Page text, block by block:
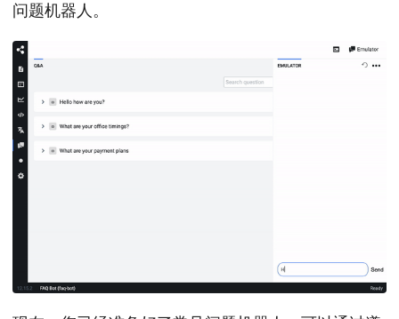
问题机器人。